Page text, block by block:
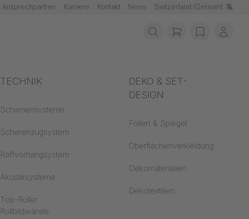
Ansprechpartner Karriere Kontakt News Switzerland (German)
Brandschutz
Baustoffklassen
Trevira CS
Akustik
TECHNIK
Schienensysteme
Scherenzugsystem
Raffvorhangsystem
Akustiksysteme
Top-Roller
Rollbildwände
DEKO & SET-
DESIGN
Folien & Spiegel
Oberflächenverkleidung
Dekomaterialien
Dekotextilien
items in cart,
wishlistMein